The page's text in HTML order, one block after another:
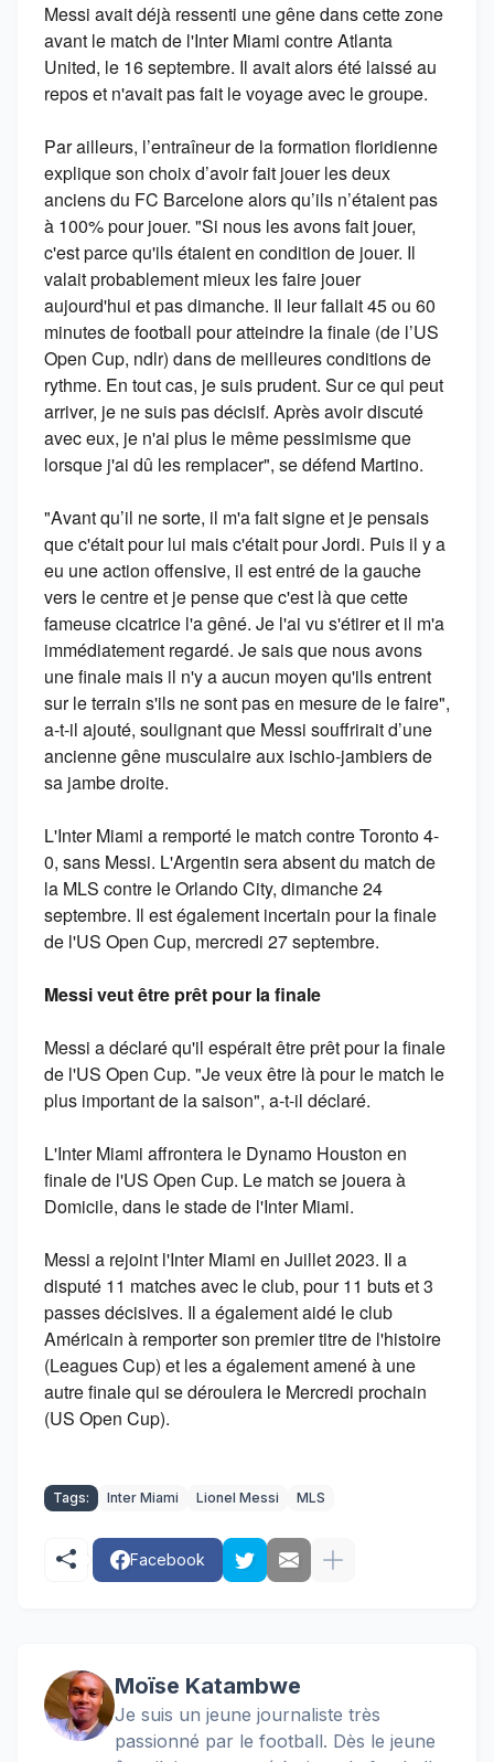
Messi avait déjà ressenti une gêne dans cette zone
avant le match de l'Inter Miami contre Atlanta
United, le 16 septembre. Il avait alors été laissé au
repos et n'avait pas fait le voyage avec le groupe.
Par ailleurs, l’entraîneur de la formation floridienne
explique son choix d’avoir fait jouer les deux
anciens du FC Barcelone alors qu’ils n’étaient pas
à 100% pour jouer. "Si nous les avons fait jouer,
c'est parce qu'ils étaient en condition de jouer. Il
valait probablement mieux les faire jouer
aujourd'hui et pas dimanche. Il leur fallait 45 ou 60
minutes de football pour atteindre la finale (de l’US
Open Cup, ndlr) dans de meilleures conditions de
rythme. En tout cas, je suis prudent. Sur ce qui peut
arriver, je ne suis pas décisif. Après avoir discuté
avec eux, je n'ai plus le même pessimisme que
lorsque j'ai dû les remplacer", se défend Martino.
"Avant qu’il ne sorte, il m'a fait signe et je pensais
que c'était pour lui mais c'était pour Jordi. Puis il y a
eu une action offensive, il est entré de la gauche
vers le centre et je pense que c'est là que cette
fameuse cicatrice l'a gêné. Je l'ai vu s'étirer et il m'a
immédiatement regardé. Je sais que nous avons
une finale mais il n'y a aucun moyen qu'ils entrent
sur le terrain s'ils ne sont pas en mesure de le faire",
a-t-il ajouté, soulignant que Messi souffrirait d’une
ancienne gêne musculaire aux ischio-jambiers de
sa jambe droite.
L'Inter Miami a remporté le match contre Toronto 4-
0, sans Messi. L'Argentin sera absent du match de
la MLS contre le Orlando City, dimanche 24
septembre. Il est également incertain pour la finale
de l'US Open Cup, mercredi 27 septembre.
Messi veut être prêt pour la finale
Messi a déclaré qu'il espérait être prêt pour la finale
de l'US Open Cup. "Je veux être là pour le match le
plus important de la saison", a-t-il déclaré.
L'Inter Miami affrontera le Dynamo Houston en
finale de l'US Open Cup. Le match se jouera à
Domicile, dans le stade de l'Inter Miami.
Messi a rejoint l'Inter Miami en Juillet 2023. Il a
disputé 11 matches avec le club, pour 11 buts et 3
passes décisives. Il a également aidé le club
Américain à remporter son premier titre de l'histoire
(Leagues Cup) et les a également amené à une
autre finale qui se déroulera le Mercredi prochain
(US Open Cup).
Tags: Inter Miami Lionel Messi MLS
Facebook
Moïse Katambwe
Je suis un jeune journaliste très
passionné par le football. Dès le jeune